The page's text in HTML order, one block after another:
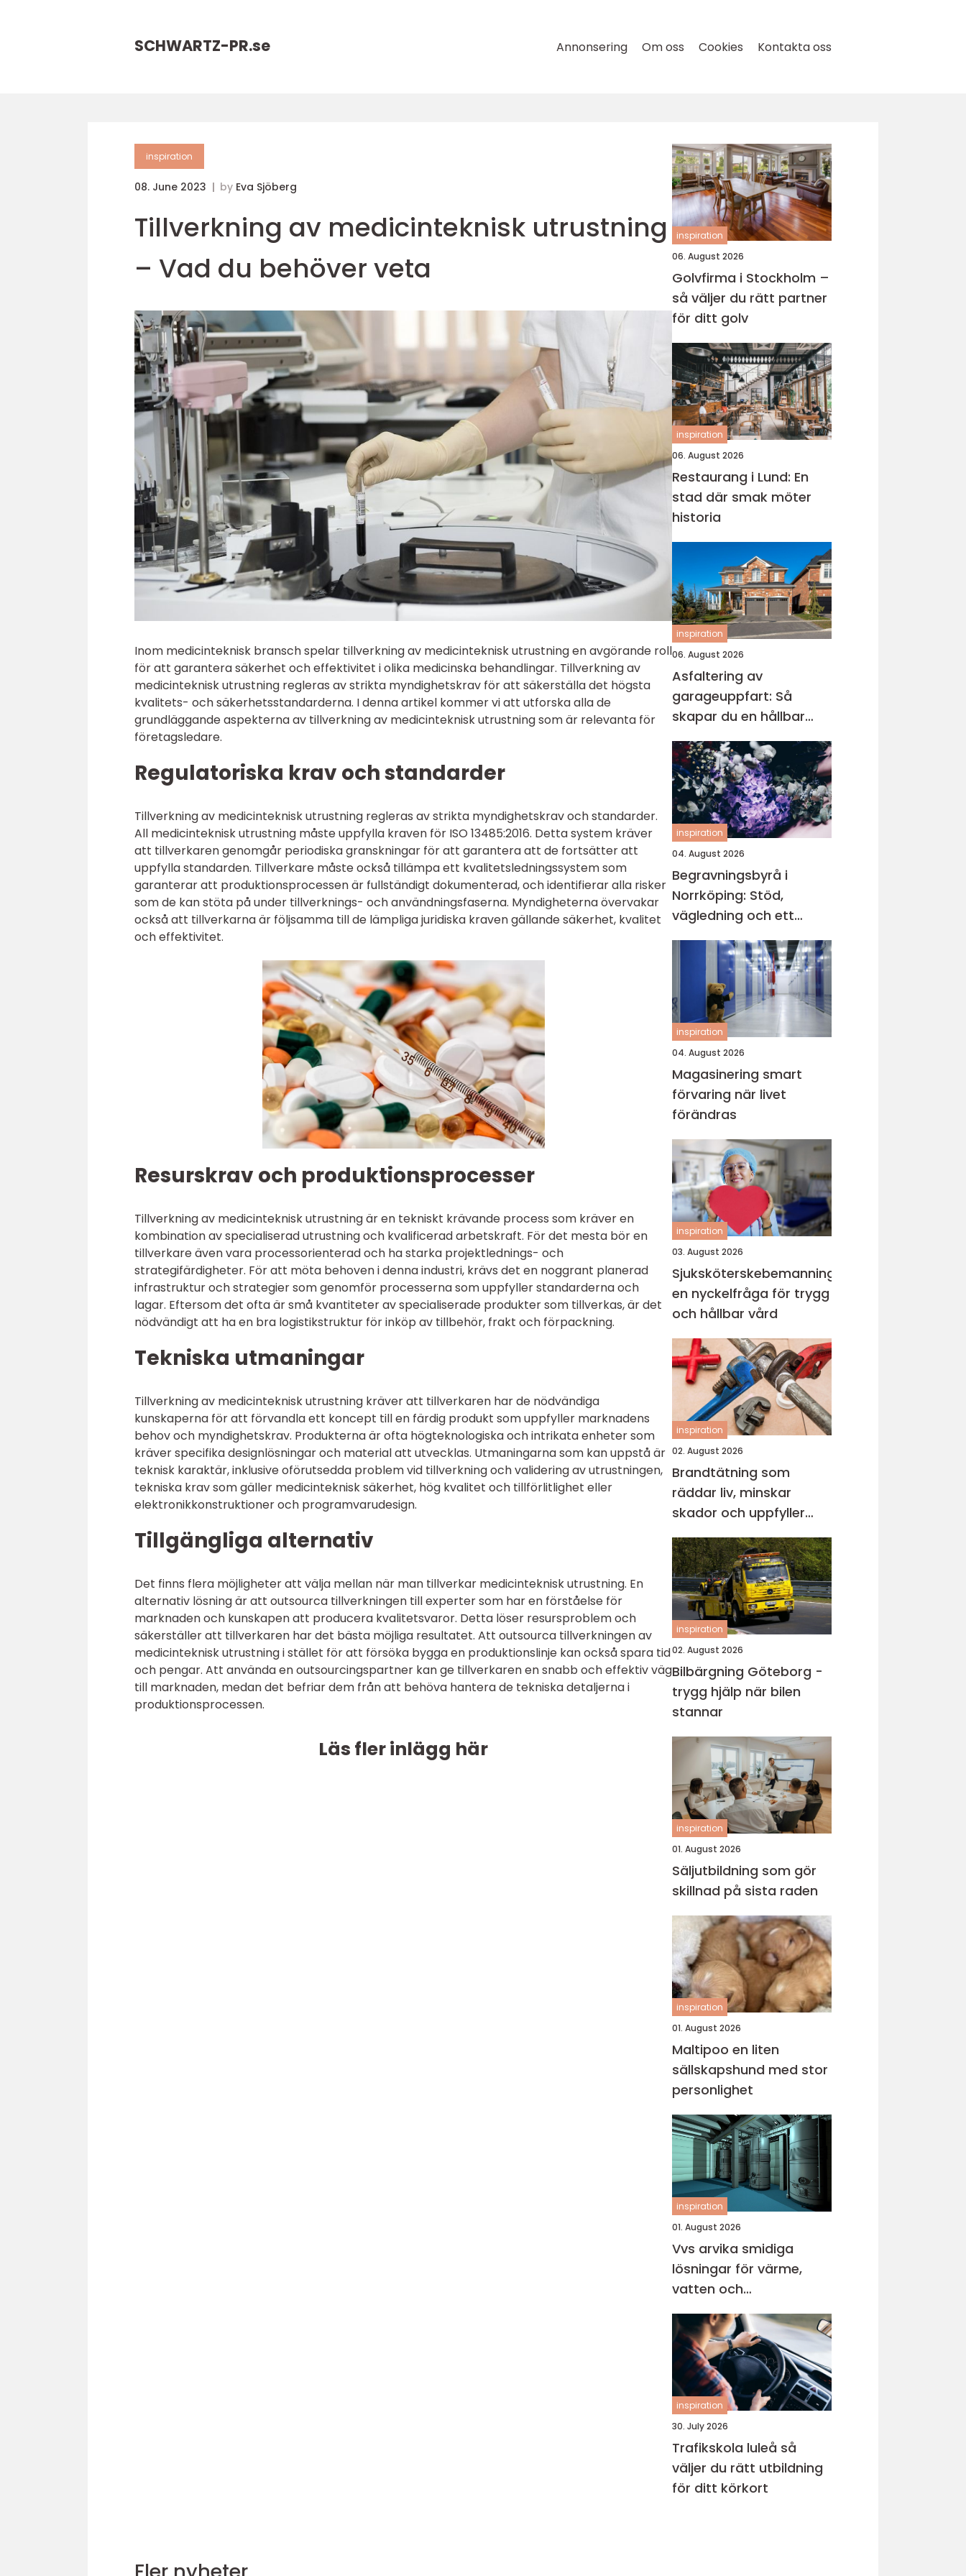
SCHWARTZ-PR.se Annonsering Om oss Cookies Kontakta oss
inspiration
08. June 2023 by Eva Sjöberg
Tillverkning av medicinteknisk utrustning
– Vad du behöver veta
Inom medicinteknisk bransch spelar tillverkning av medicinteknisk utrustning en avgörande roll
för att garantera säkerhet och effektivitet i olika medicinska behandlingar. Tillverkning av
medicinteknisk utrustning regleras av strikta myndighetskrav för att säkerställa det högsta
kvalitets- och säkerhetsstandarderna. I denna artikel kommer vi att utforska alla de
grundläggande aspekterna av tillverkning av medicinteknisk utrustning som är relevanta för
företagsledare.
Regulatoriska krav och standarder
Tillverkning av medicinteknisk utrustning regleras av strikta myndighetskrav och standarder.
All medicinteknisk utrustning måste uppfylla kraven för ISO 13485:2016. Detta system kräver
att tillverkaren genomgår periodiska granskningar för att garantera att de fortsätter att
uppfylla standarden. Tillverkare måste också tillämpa ett kvalitetsledningssystem som
garanterar att produktionsprocessen är fullständigt dokumenterad, och identifierar alla risker
som de kan stöta på under tillverknings- och användningsfaserna. Myndigheterna övervakar
också att tillverkarna är följsamma till de lämpliga juridiska kraven gällande säkerhet, kvalitet
och effektivitet.
Resurskrav och produktionsprocesser
Tillverkning av medicinteknisk utrustning är en tekniskt krävande process som kräver en
kombination av specialiserad utrustning och kvalificerad arbetskraft. För det mesta bör en
tillverkare även vara processorienterad och ha starka projektlednings- och
strategifärdigheter. För att möta behoven i denna industri, krävs det en noggrant planerad
infrastruktur och strategier som genomför processerna som uppfyller standarderna och
lagar. Eftersom det ofta är små kvantiteter av specialiserade produkter som tillverkas, är det
nödvändigt att ha en bra logistikstruktur för inköp av tillbehör, frakt och förpackning.
Tekniska utmaningar
Tillverkning av medicinteknisk utrustning kräver att tillverkaren har de nödvändiga
kunskaperna för att förvandla ett koncept till en färdig produkt som uppfyller marknadens
behov och myndighetskrav. Produkterna är ofta högteknologiska och intrikata enheter som
kräver specifika designlösningar och material att utvecklas. Utmaningarna som kan uppstå är
teknisk karaktär, inklusive oförutsedda problem vid tillverkning och validering av utrustningen,
tekniska krav som gäller medicinteknisk säkerhet, hög kvalitet och tillförlitlighet eller
elektronikkonstruktioner och programvarudesign.
Tillgängliga alternativ
Det finns flera möjligheter att välja mellan när man tillverkar medicinteknisk utrustning. En
alternativ lösning är att outsourca tillverkningen till experter som har en förståelse för
marknaden och kunskapen att producera kvalitetsvaror. Detta löser resursproblem och
säkerställer att tillverkaren har det bästa möjliga resultatet. Att outsourca tillverkningen av
medicinteknisk utrustning i stället för att försöka bygga en produktionslinje kan också spara tid
och pengar. Att använda en outsourcingspartner kan ge tillverkaren en snabb och effektiv väg
till marknaden, medan det befriar dem från att behöva hantera de tekniska detaljerna i
produktionsprocessen.
Läs fler inlägg här
inspiration
06. August 2026
Golvfirma i Stockholm –
så väljer du rätt partner
för ditt golv
inspiration
06. August 2026
Restaurang i Lund: En
stad där smak möter
historia
inspiration
06. August 2026
Asfaltering av
garageuppfart: Så
skapar du en hållbar
och snygg infart
inspiration
04. August 2026
Begravningsbyrå i
Norrköping: Stöd,
vägledning och ett
värdigt avsked
inspiration
04. August 2026
Magasinering smart
förvaring när livet
förändras
inspiration
03. August 2026
Sjuksköterskebemanning
en nyckelfråga för trygg
och hållbar vård
inspiration
02. August 2026
Brandtätning som
räddar liv, minskar
skador och uppfyller
lagkrav
inspiration
02. August 2026
Bilbärgning Göteborg -
trygg hjälp när bilen
stannar
inspiration
01. August 2026
Säljutbildning som gör
skillnad på sista raden
inspiration
01. August 2026
Maltipoo en liten
sällskapshund med stor
personlighet
inspiration
01. August 2026
Vvs arvika smidiga
lösningar för värme,
vatten och
inomhusklimat
inspiration
30. July 2026
Trafikskola luleå så
väljer du rätt utbildning
för ditt körkort